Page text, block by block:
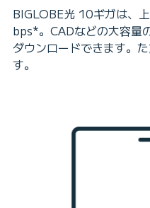
BIGLOBE光 10ギガは、
bps*。CADなどの大容量
ダウンロードできます。
す。